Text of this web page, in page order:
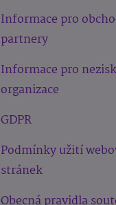
Informace pro
partnery
Informace pro
organizace
GDPR
Podmínky užití
stránek
Obecná pravidla